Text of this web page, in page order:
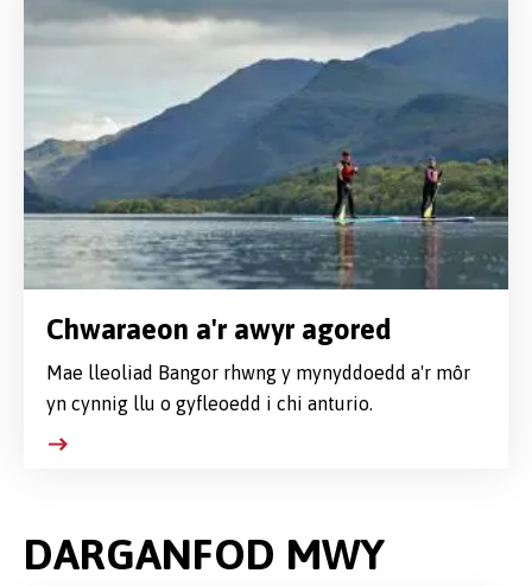
Chwaraeon a'r awyr agored
Mae lleoliad Bangor rhwng y mynyddoedd a'r môr
yn cynnig llu o gyfleoedd i chi anturio.
DARGANFOD MWY